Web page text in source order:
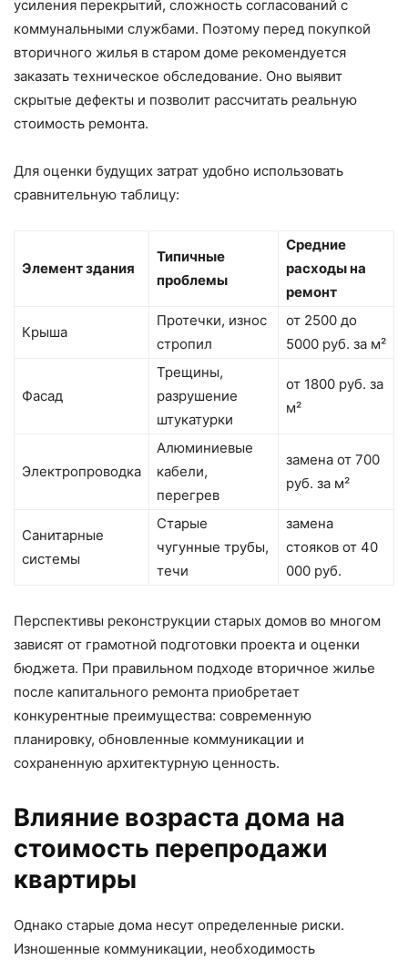
усиления перекрытий, сложность согласований с
коммунальными службами. Поэтому перед покупкой
вторичного жилья в старом доме рекомендуется
заказать техническое обследование. Оно выявит
скрытые дефекты и позволит рассчитать реальную
стоимость ремонта.
Для оценки будущих затрат удобно использовать
сравнительную таблицу:
Элемент здания
Типичные
проблемы
Средние
расходы на
ремонт
Крыша
Протечки, износ
стропил
от 2500 до
5000 руб. за м²
Фасад
Трещины,
разрушение
штукатурки
от 1800 руб. за
м²
Электропроводка
Алюминиевые
кабели,
перегрев
замена от 700
руб. за м²
Санитарные
системы
Старые
чугунные трубы,
течи
замена
стояков от 40
000 руб.
Перспективы реконструкции старых домов во многом
зависят от грамотной подготовки проекта и оценки
бюджета. При правильном подходе вторичное жилье
после капитального ремонта приобретает
конкурентные преимущества: современную
планировку, обновленные коммуникации и
сохраненную архитектурную ценность.
Влияние возраста дома на
стоимость перепродажи
квартиры
Однако старые дома несут определенные риски.
Изношенные коммуникации, необходимость